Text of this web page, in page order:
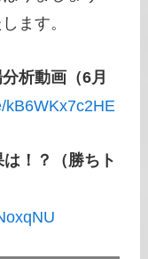
ます。
析動画（6月
kB6WKx7c2HE
！？（勝ちト